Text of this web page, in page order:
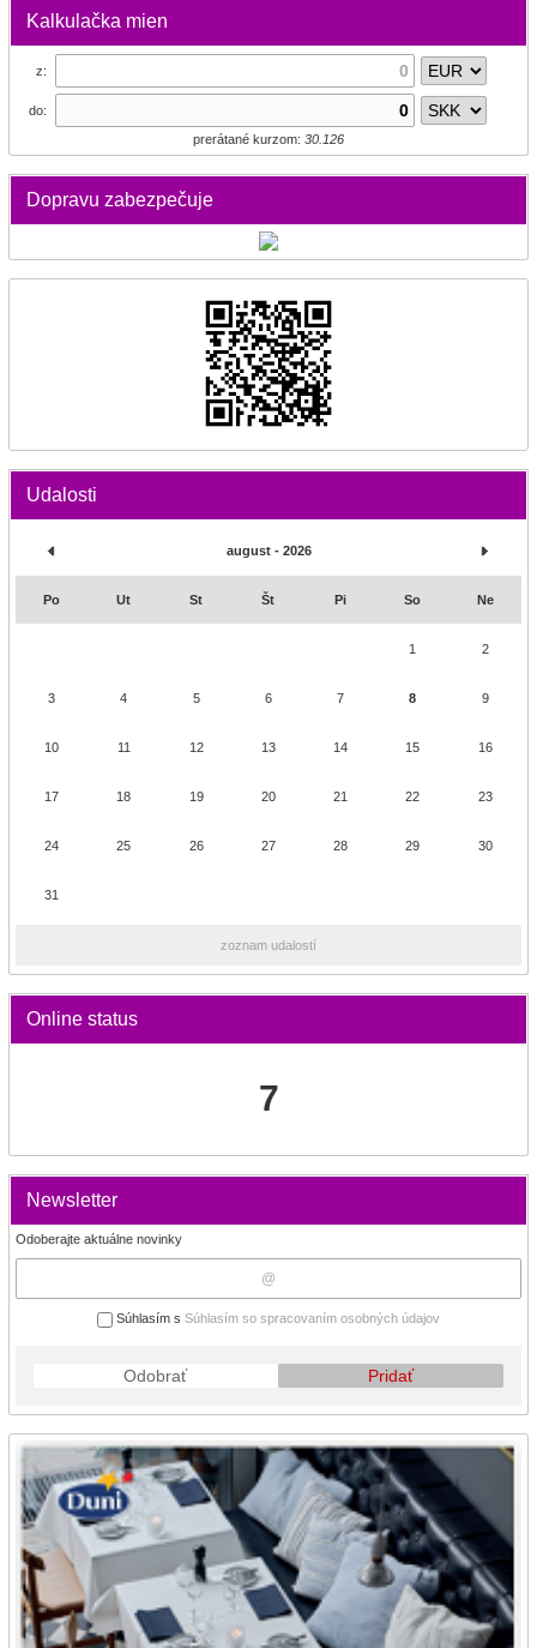
Kalkulačka mien
z:
do:
prerátané kurzom: 30.126
Dopravu zabezpečuje
Udalosti
august - 2026
Po Ut St Št Pi So Ne
1 2
3 4 5 6 7 8 9
10 11 12 13 14 15 16
17 18 19 20 21 22 23
24 25 26 27 28 29 30
31
zoznam udalostí
Online status
7
Newsletter
Odoberajte aktuálne novinky
Súhlasím s Súhlasím so spracovaním osobných údajov
Odobrať Pridať